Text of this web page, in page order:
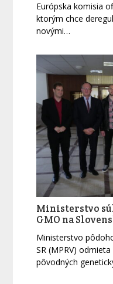
Európska komisia
ktorým chce
novými…
Ministerstvo
GMO na
Ministerstvo
SR (MPRV)
pôvodných